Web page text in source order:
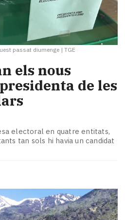
passat diumenge | TGE
els nous
de les
electoral en quatre entitats,
tan sols hi havia un candidat